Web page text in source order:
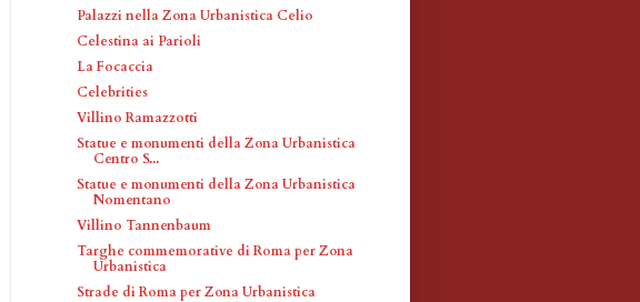
Palazzi nella Zona Urbanistica Celio
Celestina ai Parioli
La Focaccia
Celebrities
Villino Ramazzotti
Statue e monumenti della Zona Urbanistica
Centro S...
Statue e monumenti della Zona Urbanistica
Nomentano
Villino Tannenbaum
Targhe commemorative di Roma per Zona
Urbanistica
Strade di Roma per Zona Urbanistica